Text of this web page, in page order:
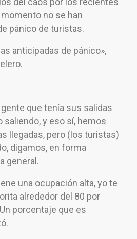
no se han
pánico de turistas.
anticipadas de pánico»,
que tenía sus salidas
saliendo, y eso sí, hemos
llegadas, pero (los turistas)
digamos, en forma
general.
una ocupación alta, yo te
alrededor del 80 por
porcentaje que es